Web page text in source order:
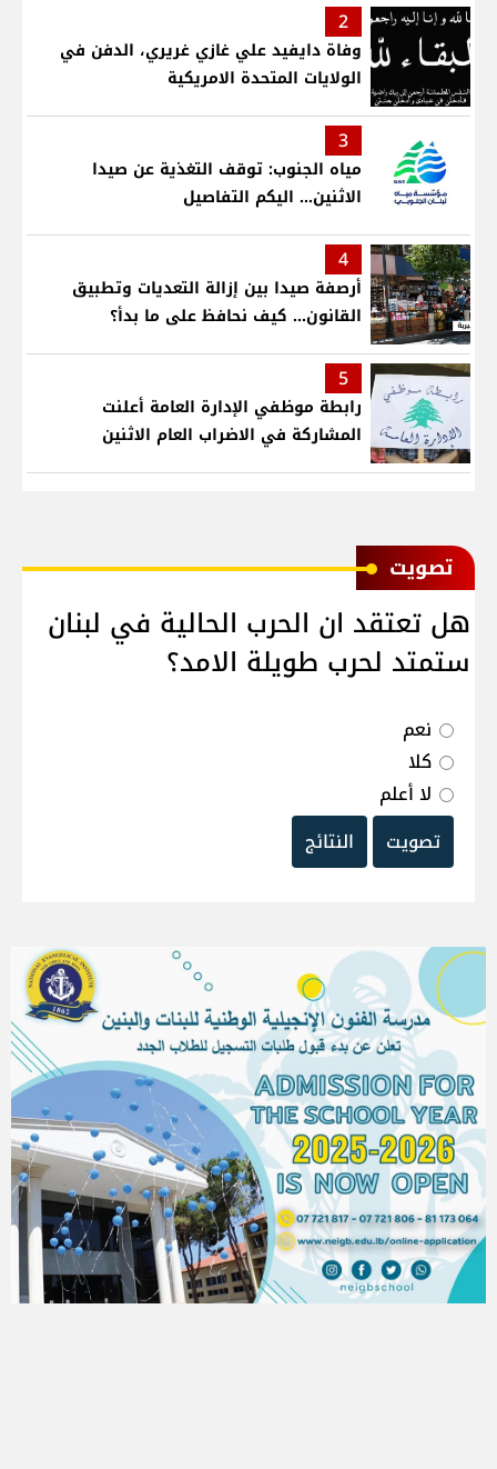
2
وفاة دايفيد علي غازي غريري، الدفن في
الولايات المتحدة الامريكية
3
مياه الجنوب: توقف التغذية عن صيدا
الاثنين... اليكم التفاصيل
4
أرصفة صيدا بين إزالة التعديات وتطبيق
القانون... كيف نحافظ على ما بدأ؟
5
رابطة موظفي الإدارة العامة أعلنت
المشاركة في الاضراب العام الاثنين
ﺗﺼﻮﻳﺖ
هل تعتقد ان الحرب الحالية في لبنان
ستمتد لحرب طويلة الامد؟
نعم
كلا
لا أعلم
تصويت
النتائج